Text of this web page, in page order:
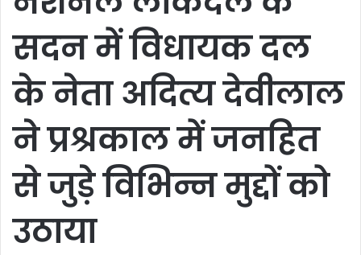
सदन में विधायक दल
के नेता अदित्य देवीलाल
ने प्रश्रकाल में जनहित
से जुड़े विभिन्न मुद्दों को
उठाया